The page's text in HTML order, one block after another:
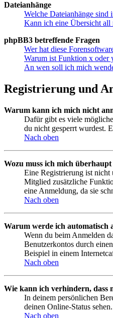
Dateianhänge
Welche Dateianhänge sind
Kann ich eine Übersicht all
phpBB3 betreffende Fragen
Wer hat diese
Warum ist Funktion x oder
An wen soll ich mich
Registrierung und
Warum kann ich mich nicht
Dafür gibt es viele
du nicht gesperrt wurdest.
Nach oben
Wozu muss ich mich
Eine Registrierung ist nicht
Mitglied zusätzliche
eine Anmeldung, da sie
Nach oben
Warum werde ich automatisch
Wenn du beim Anmelden
Benutzerkontos durch
Beispiel in einem
Nach oben
Wie kann ich verhindern, dass
In deinem persönlichen
deinen Online-Status
Nach oben